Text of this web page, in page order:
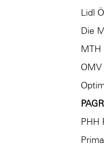
Lidl
Die
MTH
OMV
PHH